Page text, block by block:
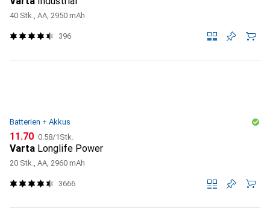
40 Stk., AA, 2950 mAh
396
Batterien + Akkus
CHF
11.70 CHF
0.58/1Stk.
Varta Longlife Power
20 Stk., AA, 2960 mAh
3666